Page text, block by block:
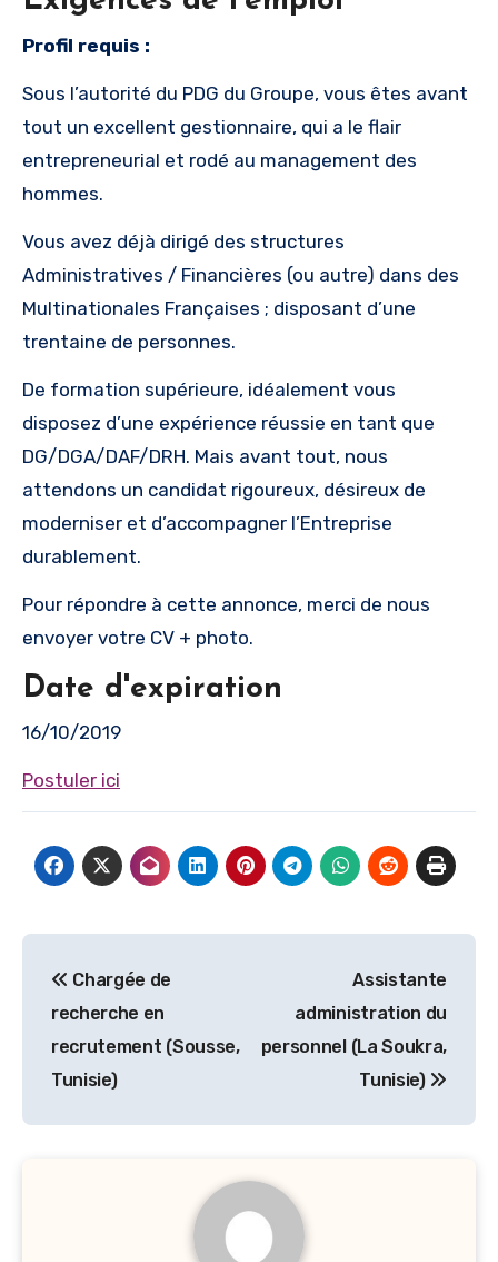
Profil requis :
Sous l’autorité du PDG du Groupe, vous êtes avant
tout un excellent gestionnaire, qui a le flair
entrepreneurial et rodé au management des
hommes.
Vous avez déjà dirigé des structures
Administratives / Financières (ou autre) dans des
Multinationales Françaises ; disposant d’une
trentaine de personnes.
De formation supérieure, idéalement vous
disposez d’une expérience réussie en tant que
DG/DGA/DAF/DRH. Mais avant tout, nous
attendons un candidat rigoureux, désireux de
moderniser et d’accompagner l’Entreprise
durablement.
Pour répondre à cette annonce, merci de nous
envoyer votre CV + photo.
Date d'expiration
16/10/2019
Postuler ici
de
l’article
Chargée de
recherche en
recrutement (Sousse,
Tunisie)
Assistante
administration du
personnel (La Soukra,
Tunisie)